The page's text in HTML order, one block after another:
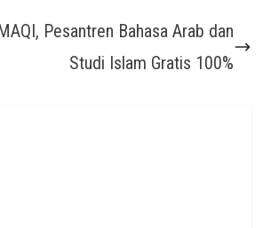
Pesantren Bahasa Arab dan
Studi Islam Gratis 100%